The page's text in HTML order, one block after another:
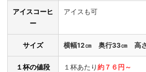
アイスコーヒ
ー
アイスも可
サイズ 横幅12㎝ 奥行33㎝ 高
１杯の値段 １杯あたり約７６円～